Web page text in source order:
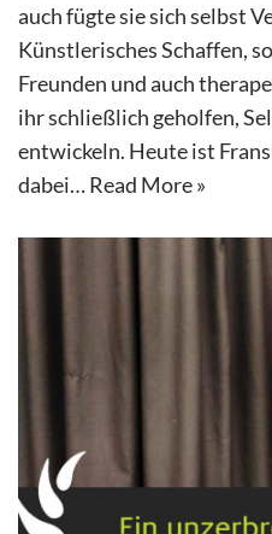
auch fügte sie sich selbst
Künstlerisches Schaffen,
Freunden und auch
ihr schließlich geholfen,
entwickeln. Heute ist
dabei…Read More »